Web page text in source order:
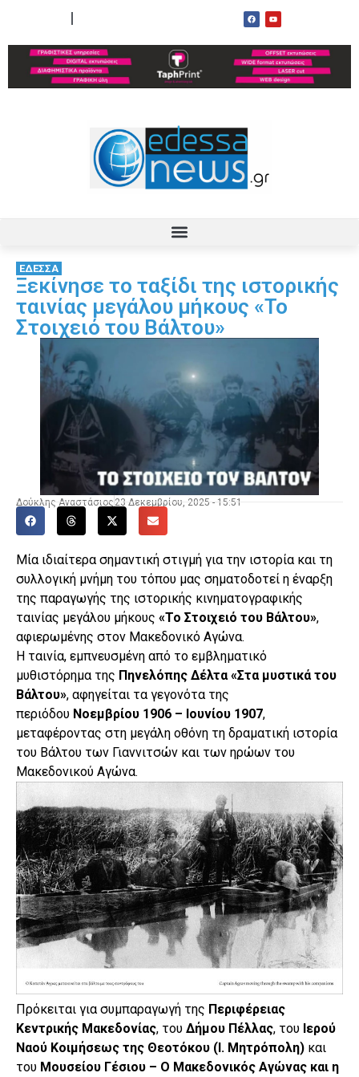
ΕΔΕΣΣΑ
Ξεκίνησε το ταξίδι της ιστορικής
ταινίας μεγάλου μήκους «Το
Στοιχειό του Βάλτου»
Δούκλης Αναστάσιος 23 Δεκεμβρίου, 2025 - 15:51
Μία ιδιαίτερα σημαντική στιγμή για την ιστορία και τη
συλλογική μνήμη του τόπου μας σηματοδοτεί η έναρξη
της παραγωγής της ιστορικής κινηματογραφικής
ταινίας μεγάλου μήκους «Το Στοιχειό του Βάλτου»,
αφιερωμένης στον Μακεδονικό Αγώνα.
Η ταινία, εμπνευσμένη από το εμβληματικό
μυθιστόρημα της Πηνελόπης Δέλτα «Στα μυστικά του
Βάλτου», αφηγείται τα γεγονότα της
περιόδου Νοεμβρίου 1906 – Ιουνίου 1907,
μεταφέροντας στη μεγάλη οθόνη τη δραματική ιστορία
του Βάλτου των Γιαννιτσών και των ηρώων του
Μακεδονικού Αγώνα.
Πρόκειται για συμπαραγωγή της Περιφέρειας
Κεντρικής Μακεδονίας, του Δήμου Πέλλας, του Ιερού
Ναού Κοιμήσεως της Θεοτόκου (Ι. Μητρόπολη) και
του Μουσείου Γέσιου – Ο Μακεδονικός Αγώνας και η